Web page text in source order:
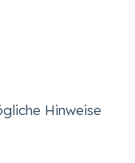
Hinweise